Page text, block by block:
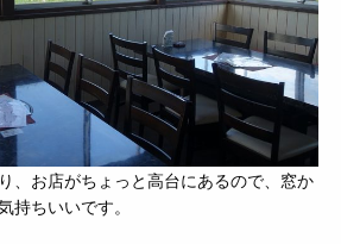
、お店がちょっと高台にあるので、窓か
持ちいいです。